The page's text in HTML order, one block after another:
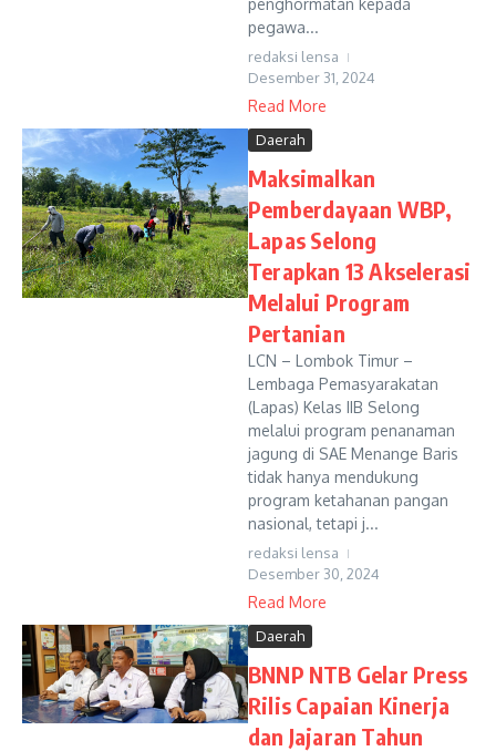
pegawa...
redaksi lensa
Desember 31, 2024
Read More
Daerah
Maksimalkan
Pemberdayaan WBP,
Lapas Selong
Terapkan 13 Akselerasi
Melalui Program
Pertanian
LCN – Lombok Timur –
Lembaga Pemasyarakatan
(Lapas) Kelas IIB Selong
melalui program penanaman
jagung di SAE Menange Baris
tidak hanya mendukung
program ketahanan pangan
nasional, tetapi j...
redaksi lensa
Desember 30, 2024
Read More
Daerah
BNNP NTB Gelar Press
Rilis Capaian Kinerja
dan Jajaran Tahun